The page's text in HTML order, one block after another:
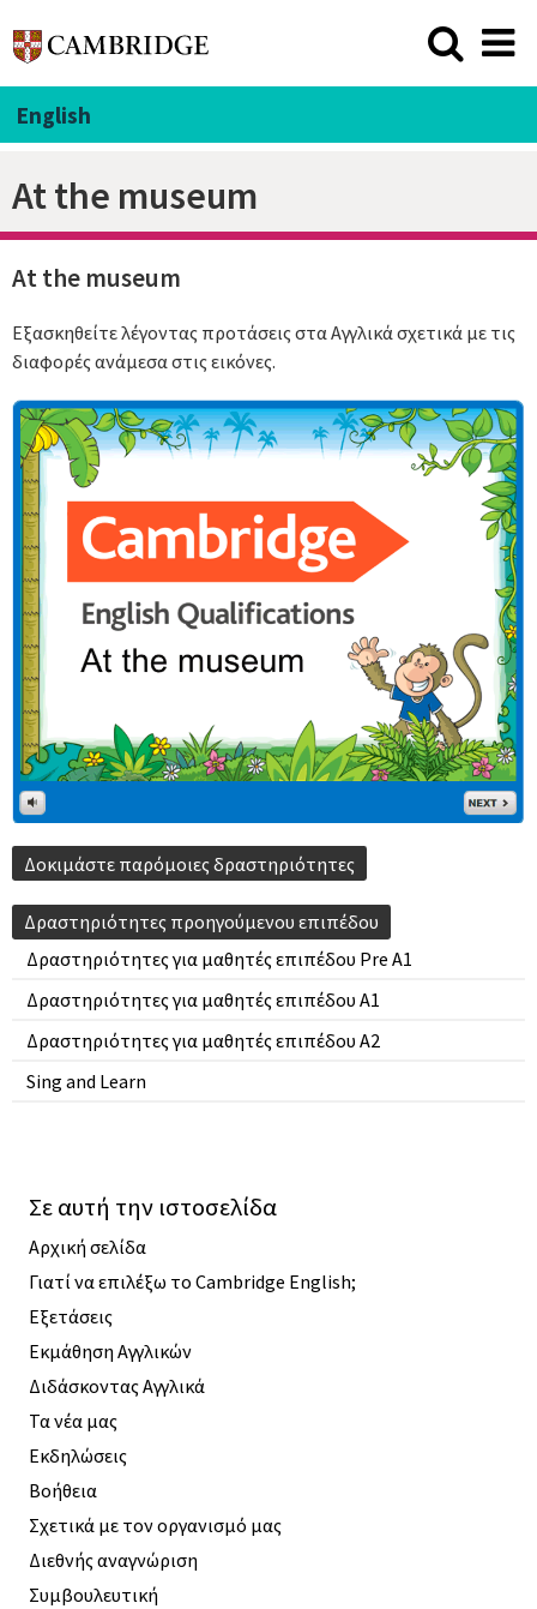
English
At the museum
Δραστηριότητες για μαθητές επιπέδου Pre A1
Δραστηριότητες για μαθητές επιπέδου A1
Δραστηριότητες για μαθητές επιπέδου A2
Sing and Learn
At the museum
Εξασκηθείτε λέγοντας προτάσεις στα Αγγλικά σχετικά με τις
διαφορές ανάμεσα στις εικόνες.
Δοκιμάστε παρόμοιες δραστηριότητες
Δραστηριότητες προηγούμενου επιπέδου
Σε αυτή την ιστοσελίδα
Αρχική σελίδα
Γιατί να επιλέξω το Cambridge English;
Εξετάσεις
Εκμάθηση Αγγλικών
Διδάσκοντας Αγγλικά
Τα νέα μας
Εκδηλώσεις
Βοήθεια
Σχετικά με τον οργανισμό μας
Διεθνής αναγνώριση
Συμβουλευτική